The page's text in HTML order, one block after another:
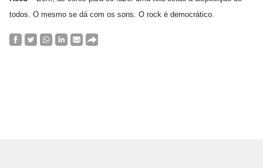
todos. O mesmo se dá com os sons. O rock é democrático.